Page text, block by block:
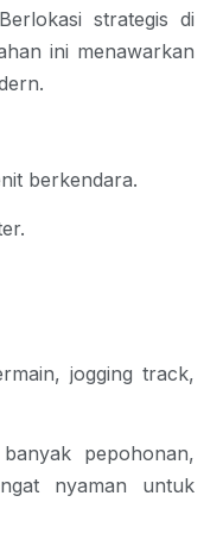
strategis di
ini menawarkan
berkendara.
jogging track,
pepohonan,
nyaman untuk